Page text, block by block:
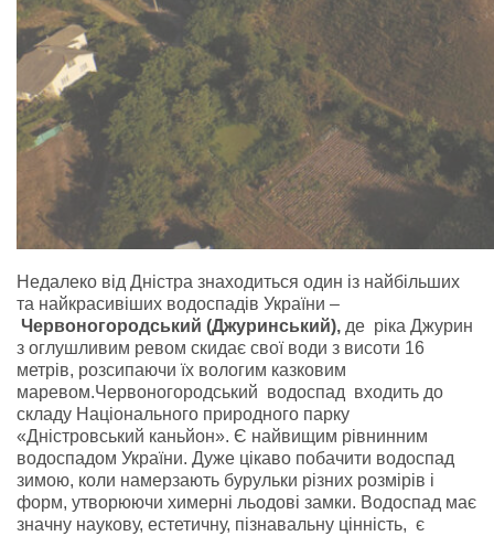
Недалеко від Дністра знаходиться один із найбільших
та найкрасивіших водоспадів України –
Червоногородський (Джуринський), де ріка Джурин
з оглушливим ревом скидає свої води з висоти 16
метрів, розсипаючи їх вологим казковим
маревом.Червоногородський водоспад входить до
складу Національного природного парку
«Дністровський каньйон». Є найвищим рівнинним
водоспадом України. Дуже цікаво побачити водоспад
зимою, коли намерзають бурульки різних розмірів і
форм, утворюючи химерні льодові замки. Водоспад має
значну наукову, естетичну, пізнавальну цінність, є